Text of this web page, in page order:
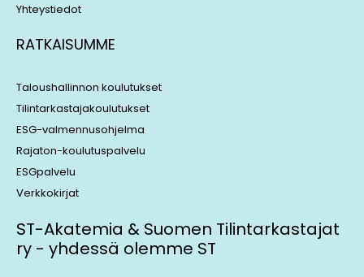
Yhteystiedot
RATKAISUMME
Taloushallinnon koulutukset
Tilintarkastajakoulutukset
ESG-valmennusohjelma
Rajaton-koulutuspalvelu
ESGpalvelu
Verkkokirjat
ST-Akatemia & Suomen Tilintarkastajat
ry - yhdessä olemme ST